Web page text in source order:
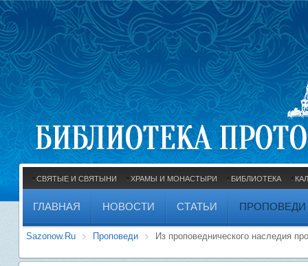
СВЯТЫЕ И СВЯТЫНИ ХРАМЫ И МОНАСТЫРИ БИБЛИОТЕКА
ГЛАВНАЯ НОВОСТИ СТАТЬИ ПРОПОВЕДИ
Sazonow.Ru Проповеди Из проповеднического наследия